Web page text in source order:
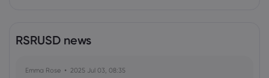
RSRUSD news
Emma Rose 2025 Jul 03, 08:35